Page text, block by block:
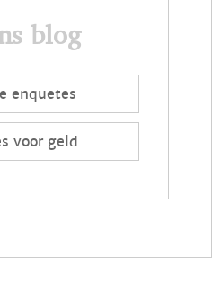
blog
enquetes
voor geld